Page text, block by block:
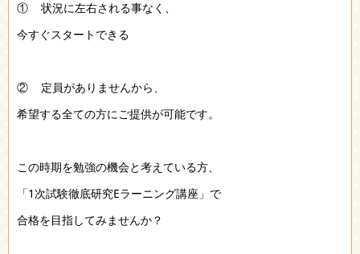
① 状況に左右される事なく、
今すぐスタートできる
② 定員がありませんから、
希望する全ての方にご提供が可能です。
この時期を勉強の機会と考えている方、
「1次試験徹底研究Eラーニング講座」で
合格を目指してみませんか？